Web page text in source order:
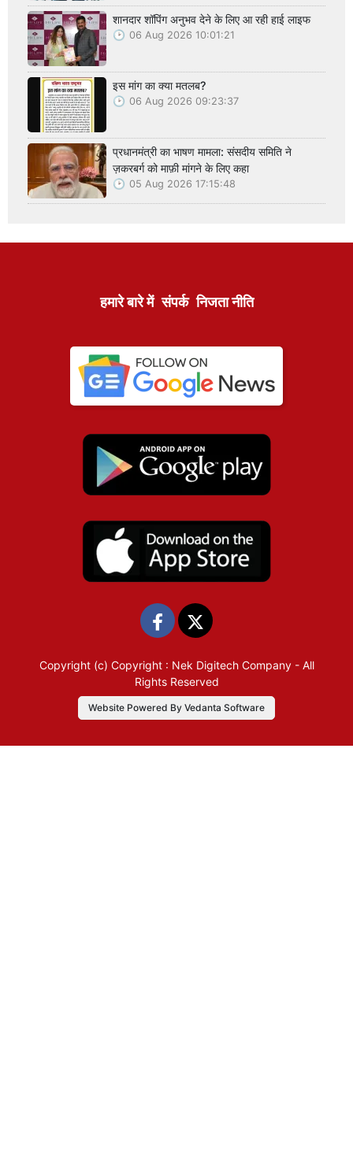
शानदार शॉपिंग अनुभव देने के लिए आ रही हाई लाइफ
06 Aug 2026 10:01:21
इस मांग का क्या मतलब?
06 Aug 2026 09:23:37
प्रधानमंत्री का भाषण मामला: संसदीय समिति ने
ज़करबर्ग को माफ़ी मांगने के लिए कहा
05 Aug 2026 17:15:48
हमारे बारे में संपर्क निजता नीति
Copyright (c) Copyright : Nek Digitech Company- All
Rights Reserved
Website Powered By Vedanta Software